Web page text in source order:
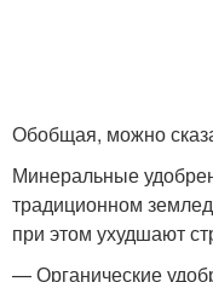
Обобщая, можно
Минеральные
традиционном
при этом ухудшают
— Органические